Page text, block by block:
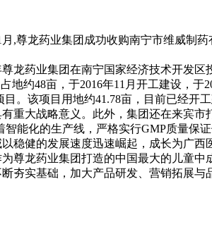
,尊龙药业集团成功收购南宁市维威制
龙药业集团在南宁国家经济技术开发
约48亩，于2016年11月开工建设，于
。该项目用地约41.78亩，目前已经
重大战略意义。此外，集团还在来宾
能化的生产线，严格实行GMP质量保
稳健的发展速度迅速崛起，成长为广
尊龙药业集团打造的中国最大的儿童
夯实基础，加大产品研发、营销拓展